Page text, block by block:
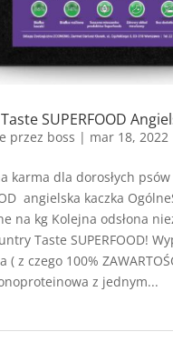
SUPERFOOD
przez boss | mar 18, 2022
karma dla dorosłych
angielska kaczka
na kg Kolejna odsłona
Taste SUPERFOOD!
( z czego 100%
z jednym...